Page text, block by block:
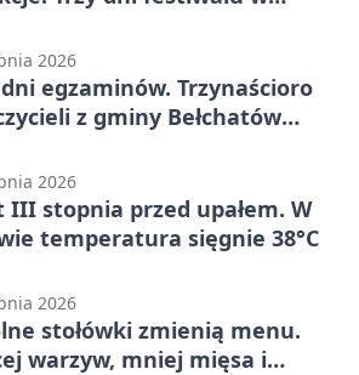
2026
egzaminów. Trzynaścioro
z gminy Bełchatów
2026
III stopnia przed upałem. W
temperatura sięgnie 38°C
2026
stołówki zmienią menu.
warzyw, mniej mięsa i